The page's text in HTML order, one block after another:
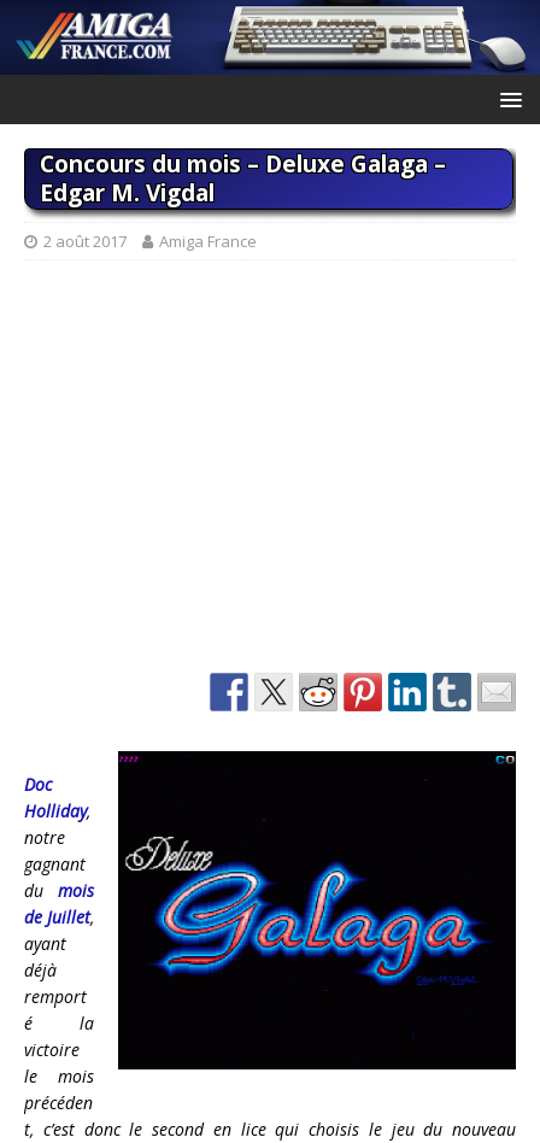
Concours du mois – Deluxe Galaga –
Edgar M. Vigdal
2 août 2017 Amiga France
Doc
Holliday,
notre
gagnant
du mois
de Juillet,
ayant
déjà
remport
é la
victoire
le mois
précéden
t, c’est donc le second en lice qui choisis le jeu du nouveau